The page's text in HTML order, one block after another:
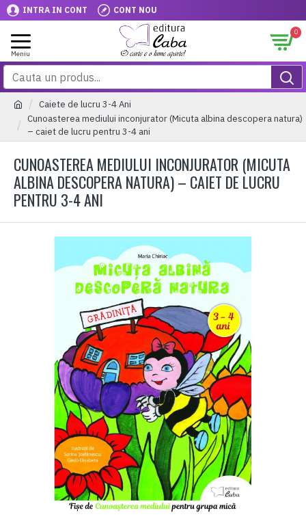
INTRA IN CONT CONT NOU
0
Caiete de lucru 3-4 Ani
Cunoasterea mediului inconjurator (Micuta albina descopera natura)
– caiet de lucru pentru 3-4 ani
CUNOASTEREA MEDIULUI INCONJURATOR (MICUTA
ALBINA DESCOPERA NATURA) – CAIET DE LUCRU
PENTRU 3-4 ANI